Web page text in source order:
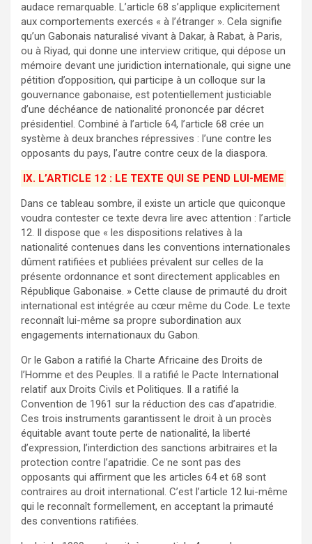
audace remarquable. L’article 68 s’applique explicitement
aux comportements exercés « à l’étranger ». Cela signifie
qu’un Gabonais naturalisé vivant à Dakar, à Rabat, à Paris,
ou à Riyad, qui donne une interview critique, qui dépose un
mémoire devant une juridiction internationale, qui signe une
pétition d’opposition, qui participe à un colloque sur la
gouvernance gabonaise, est potentiellement justiciable
d’une déchéance de nationalité prononcée par décret
présidentiel. Combiné à l’article 64, l’article 68 crée un
système à deux branches répressives : l’une contre les
opposants du pays, l’autre contre ceux de la diaspora.
IX. L’ARTICLE 12 : LE TEXTE QUI SE PEND LUI-MEME
Dans ce tableau sombre, il existe un article que quiconque
voudra contester ce texte devra lire avec attention : l’article
12. Il dispose que « les dispositions relatives à la
nationalité contenues dans les conventions internationales
dûment ratifiées et publiées prévalent sur celles de la
présente ordonnance et sont directement applicables en
République Gabonaise. » Cette clause de primauté du droit
international est intégrée au cœur même du Code. Le texte
reconnaît lui-même sa propre subordination aux
engagements internationaux du Gabon.
Or le Gabon a ratifié la Charte Africaine des Droits de
l’Homme et des Peuples. Il a ratifié le Pacte International
relatif aux Droits Civils et Politiques. Il a ratifié la
Convention de 1961 sur la réduction des cas d’apatridie.
Ces trois instruments garantissent le droit à un procès
équitable avant toute perte de nationalité, la liberté
d’expression, l’interdiction des sanctions arbitraires et la
protection contre l’apatridie. Ce ne sont pas des
opposants qui affirment que les articles 64 et 68 sont
contraires au droit international. C’est l’article 12 lui-même
qui le reconnaît formellement, en acceptant la primauté
des conventions ratifiées.